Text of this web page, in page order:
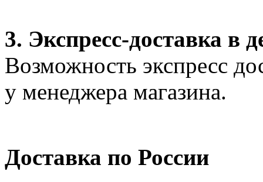
3. Экспресс-доставка в
Возможность экспресс
у менеджера магазина.
Доставка по России